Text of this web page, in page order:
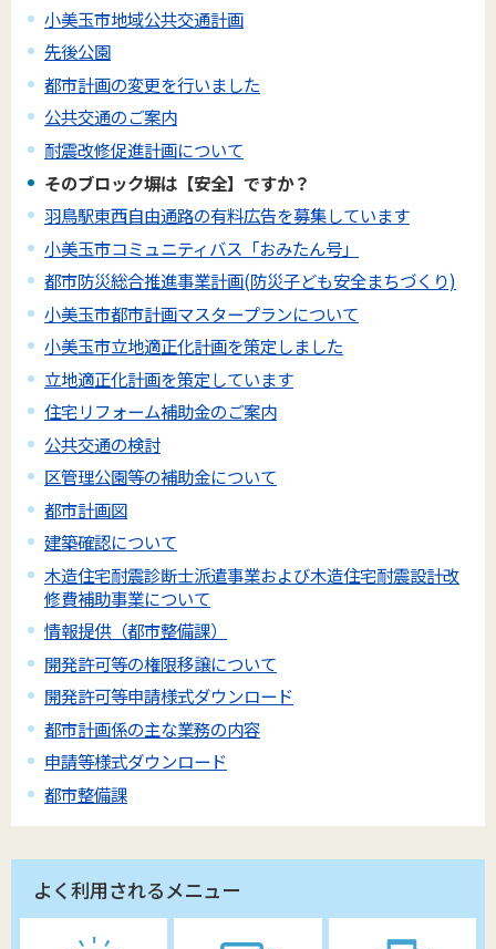
小美玉市地域公共交通計画
先後公園
都市計画の変更を行いました
公共交通のご案内
耐震改修促進計画について
そのブロック塀は【安全】ですか？
羽鳥駅東西自由通路の有料広告を募集しています
小美玉市コミュニティバス「おみたん号」
都市防災総合推進事業計画(防災子ども安全まちづくり)
小美玉市都市計画マスタープランについて
小美玉市立地適正化計画を策定しました
立地適正化計画を策定しています
住宅リフォーム補助金のご案内
公共交通の検討
区管理公園等の補助金について
都市計画図
建築確認について
木造住宅耐震診断士派遣事業および木造住宅耐震設計改
修費補助事業について
情報提供（都市整備課）
開発許可等の権限移譲について
開発許可等申請様式ダウンロード
都市計画係の主な業務の内容
申請等様式ダウンロード
都市整備課
よく利用されるメニュー